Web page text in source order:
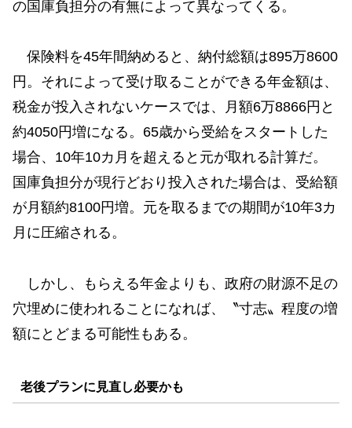
の国庫負担分の有無によって異なってくる。
保険料を45年間納めると、納付総額は895万8600
円。それによって受け取ることができる年金額は、
税金が投入されないケースでは、月額6万8866円と
約4050円増になる。65歳から受給をスタートした
場合、10年10カ月を超えると元が取れる計算だ。
国庫負担分が現行どおり投入された場合は、受給額
が月額約8100円増。元を取るまでの期間が10年3カ
月に圧縮される。
しかし、もらえる年金よりも、政府の財源不足の
穴埋めに使われることになれば、〝寸志〟程度の増
額にとどまる可能性もある。
老後プランに見直し必要かも